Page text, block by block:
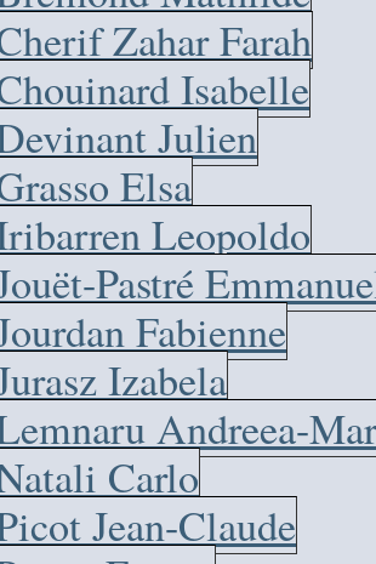
Zahar Farah
Isabelle
Julien
Elsa
Leopoldo
Pastré
Fabienne
Izabela
Andreea-
Carlo
Jean-Claude